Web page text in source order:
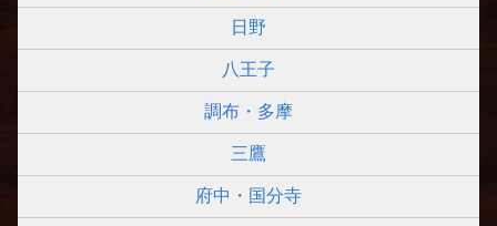
日野
八王子
調布・多摩
三鷹
府中・国分寺